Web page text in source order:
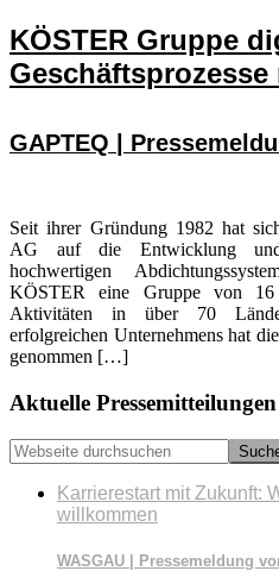
KÖSTER Gruppe
Geschäftsprozesse
GAPTEQ |
Seit ihrer Gründung 1982 hat
AG auf die Entwicklung
hochwertigen
KÖSTER eine Gruppe von 16
Aktivitäten in über 70
erfolgreichen Unternehmens hat
genommen […]
Seitenspalte
Aktuelle Pressemitteilungen
Webseite
durchsuchen
Karrierestart mit Zukunft:
willkommen
WASGAU | Pressemeldung